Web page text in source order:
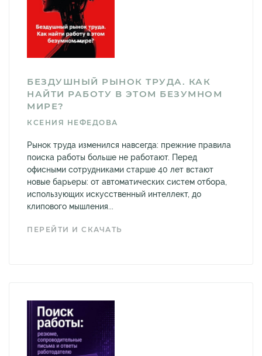
БЕЗДУШНЫЙ РЫНОК ТРУДА. КАК
НАЙТИ РАБОТУ В ЭТОМ БЕЗУМНОМ
МИРЕ?
КСЕНИЯ НЕФЕДОВА
Рынок труда изменился навсегда: прежние правила
поиска работы больше не работают. Перед
офисными сотрудниками старше 40 лет встают
новые барьеры: от автоматических систем отбора,
использующих искусственный интеллект, до
клипового мышления...
ПЕРЕЙТИ И СКАЧАТЬ